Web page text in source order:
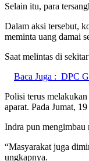
Selain itu, para
Dalam aksi tersebut,
meminta uang damai
Saat melintas di
Baca Juga : DPC
Polisi terus
aparat. Pada Jumat,
Indra pun mengimbau
“Masyarakat juga
ungkapnya.